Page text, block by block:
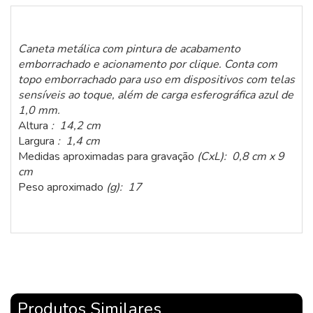
Caneta metálica com pintura de acabamento
emborrachado e acionamento por clique. Conta com
topo emborrachado para uso em dispositivos com telas
sensíveis ao toque, além de carga esferográfica azul de
1,0 mm.
Altura : 14,2 cm
Largura : 1,4 cm
Medidas aproximadas para gravação (CxL): 0,8 cm x 9
cm
Peso aproximado (g): 17